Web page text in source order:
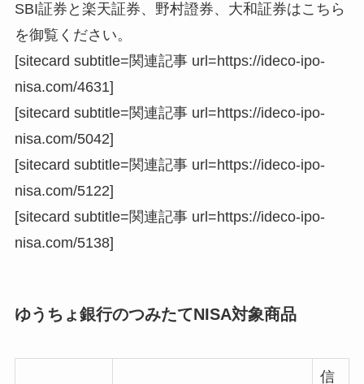
SBI証券と楽天証券、野村證券、大和証券はこちら
を御覧ください。
[sitecard subtitle=関連記事 url=https://ideco-ipo-
nisa.com/4631]
[sitecard subtitle=関連記事 url=https://ideco-ipo-
nisa.com/5042]
[sitecard subtitle=関連記事 url=https://ideco-ipo-
nisa.com/5122]
[sitecard subtitle=関連記事 url=https://ideco-ipo-
nisa.com/5138]
ゆうちょ銀行のつみたてNISA対象商品
信